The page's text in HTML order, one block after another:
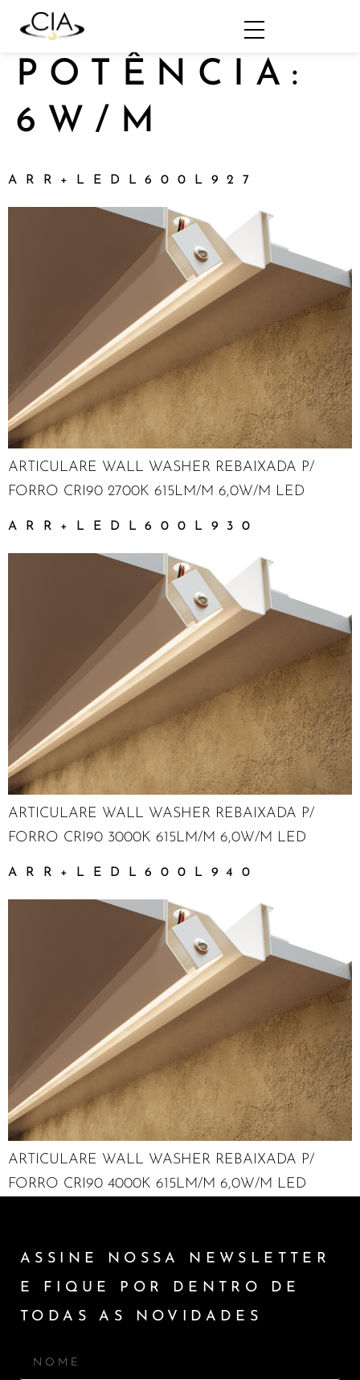
POTÊNCIA:
6W/M
ARR+LEDL600L927
ARTICULARE WALL WASHER REBAIXADA P/
FORRO CRI90 2700K 615LM/M 6,0W/M LED
ARR+LEDL600L930
ARTICULARE WALL WASHER REBAIXADA P/
FORRO CRI90 3000K 615LM/M 6,0W/M LED
ARR+LEDL600L940
ARTICULARE WALL WASHER REBAIXADA P/
FORRO CRI90 4000K 615LM/M 6,0W/M LED
ASSINE NOSSA NEWSLETTER
E FIQUE POR DENTRO DE
TODAS AS NOVIDADES